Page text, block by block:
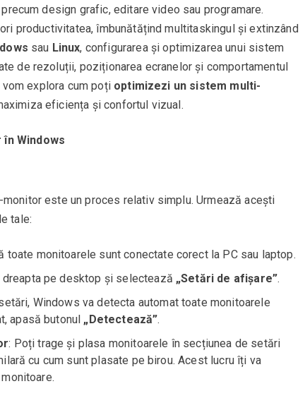
design grafic, editare video sau programare.
productivitatea, îmbunătățind multitaskingul și extinzând
sau Linux, configurarea și optimizarea unui sistem
de rezoluții, poziționarea ecranelor și comportamentul
explora cum poți optimizezi un sistem multi-
eficiența și confortul vizual.
Windows
este un proces relativ simplu. Urmează acești
tale:
toate monitoarele sunt conectate corect la PC sau laptop.
dreapta pe desktop și selectează „Setări de afișare”.
Windows va detecta automat toate monitoarele
apasă butonul „Detectează”.
: Poți trage și plasa monitoarele în secțiunea de setări
cu cum sunt plasate pe birou. Acest lucru îți va